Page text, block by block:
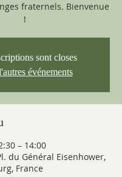
fraternels. Bienvenue
!
sont closes
événements
– 14:00
du Général Eisenhower,
France